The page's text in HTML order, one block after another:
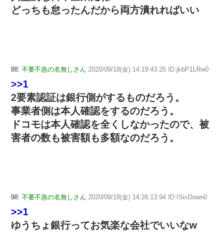
どっちも怠ったんだから両方潰れればいい
88: 不要不急の名無しさん 2020/09/18(金) 14:19:43.25 ID:jkbP1LRw0
>>1
2要素認証は銀行側がするものだろう。
事業者側は本人確認をするのだろう。
ドコモは本人確認を全くしなかったので、被
害者の数も被害額も多額なのだろう。
98: 不要不急の名無しさん 2020/09/18(金) 14:26:13.94 ID:ISixDown0
>>1
ゆうちょ銀行ってお気楽な会社でいいなw